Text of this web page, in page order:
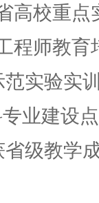
高校重
程师教
实验实
业建设
级教学